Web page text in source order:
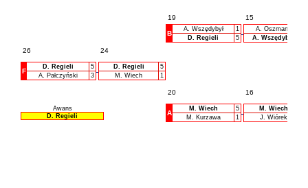
19 15
26 24
B
A. Wszędybył
1
D. Regieli
5
A. Oszmana
A. Wszędybył
20 16
F
D. Regieli
5
A. Pałczyński
3
D. Regieli
5
M. Wiech
1
Awans
D. Regieli
A
M. Wiech
5
M. Kurzawa
1
M. Wiech
J. Wiórek